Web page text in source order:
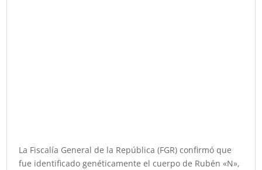
La Fiscalía General de la República (FGR) confirmó que
fue identificado genéticamente el cuerpo de Rubén «N»,